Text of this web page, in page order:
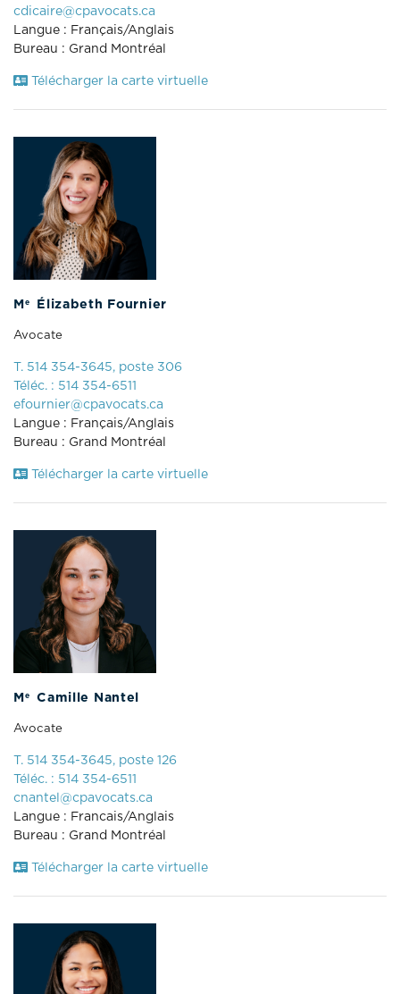
cdicaire@cpavocats.ca
Langue : Français/Anglais
Bureau : Grand Montréal
Télécharger la carte virtuelle
M e Élizabeth Fournier
Avocate
T. 514 354-3645, poste 306
Téléc. : 514 354-6511
efournier@cpavocats.ca
Langue : Français/Anglais
Bureau : Grand Montréal
Télécharger la carte virtuelle
M e Camille Nantel
Avocate
T. 514 354-3645, poste 126
Téléc. : 514 354-6511
cnantel@cpavocats.ca
Langue : Francais/Anglais
Bureau : Grand Montréal
Télécharger la carte virtuelle